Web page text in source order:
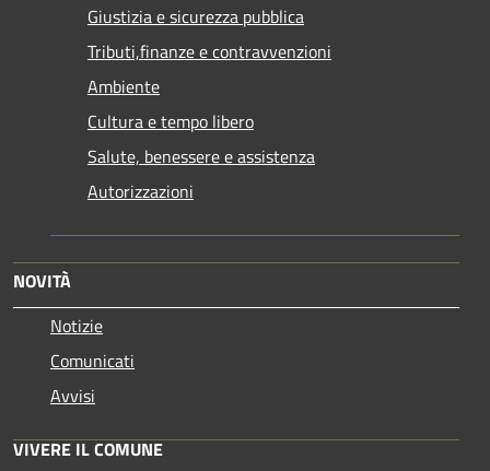
Giustizia e sicurezza pubblica
Tributi,finanze e contravvenzioni
Ambiente
Cultura e tempo libero
Salute, benessere e assistenza
Autorizzazioni
NOVITÀ
Notizie
Comunicati
Avvisi
VIVERE IL COMUNE